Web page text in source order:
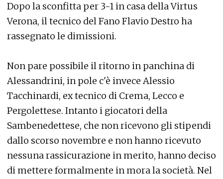
Dopo la sconfitta per 3-1 in casa della Virtus
Verona, il tecnico del Fano Flavio Destro ha
rassegnato le dimissioni.
Non pare possibile il ritorno in panchina di
Alessandrini, in pole c'è invece Alessio
Tacchinardi, ex tecnico di Crema, Lecco e
Pergolettese. Intanto i giocatori della
Sambenedettese, che non ricevono gli stipendi
dallo scorso novembre e non hanno ricevuto
nessuna rassicurazione in merito, hanno deciso
di mettere formalmente in mora la società. Nel